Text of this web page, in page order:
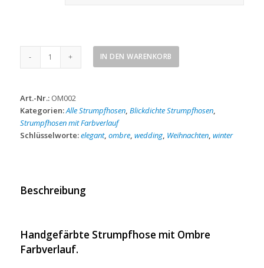
Rot-
IN DEN WARENKORB
Art.-Nr.: OM002
Kategorien:Alle Strumpfhosen, Blickdichte Strumpfhosen,
Strumpfhosen mit Farbverlauf
Schlüsselworte:elegant, ombre, wedding, Weihnachten, winter
Beschreibung
Handgefärbte Strumpfhose mit Ombre
Farbverlauf.